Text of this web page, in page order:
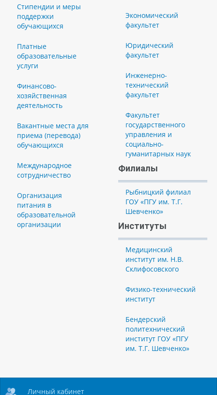
Стипендии и меры
поддержки
обучающихся
Платные
образовательные
услуги
Финансово-
хозяйственная
деятельность
Вакантные места для
приема (перевода)
обучающихся
Международное
сотрудничество
Организация
питания в
образовательной
организации
Экономический
факультет
Юридический
факультет
Инженерно-
технический
факультет
Факультет
государственного
управления и
социально-
гуманитарных наук
Филиалы
Рыбницкий филиал
ГОУ «ПГУ им. Т.Г.
Шевченко»
Институты
Медицинский
институт им. Н.В.
Склифосовского
Физико-технический
институт
Бендерский
политехнический
институт ГОУ «ПГУ
им. Т.Г. Шевченко»
Личный кабинет